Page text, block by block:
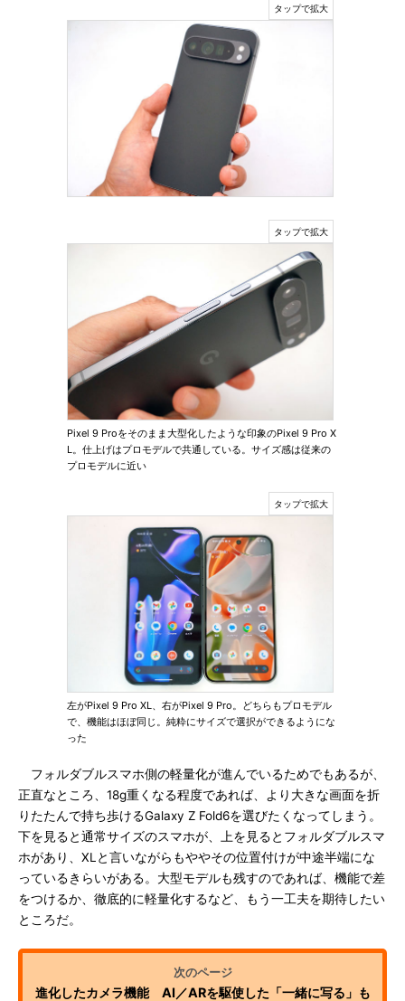
Pixel 9 Proをそのまま大型化したような印象のPixel 9 Pro X
L。仕上げはプロモデルで共通している。サイズ感は従来の
プロモデルに近い
左がPixel 9 Pro XL、右がPixel 9 Pro。どちらもプロモデル
で、機能はほぼ同じ。純粋にサイズで選択ができるようにな
った
フォルダブルスマホ側の軽量化が進んでいるためでもあるが、
正直なところ、18g重くなる程度であれば、より大きな画面を折
りたたんで持ち歩けるGalaxy Z Fold6を選びたくなってしまう。
下を見ると通常サイズのスマホが、上を見るとフォルダブルスマ
ホがあり、XLと言いながらもややその位置付けが中途半端にな
っているきらいがある。大型モデルも残すのであれば、機能で差
をつけるか、徹底的に軽量化するなど、もう一工夫を期待したい
ところだ。
進化したカメラ機能 AI／ARを駆使した「一緒に写る」も